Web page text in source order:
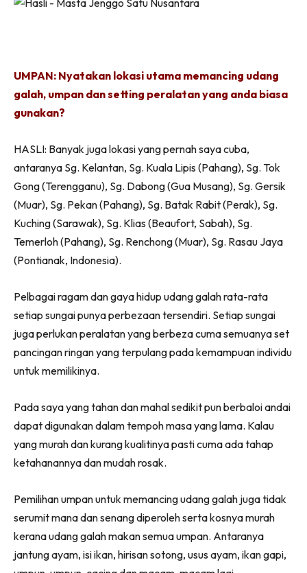
UMPAN: Nyatakan lokasi utama memancing udang
galah, umpan dan setting peralatan yang anda biasa
gunakan?
HASLI: Banyak juga lokasi yang pernah saya cuba,
antaranya Sg. Kelantan, Sg. Kuala Lipis (Pahang), Sg. Tok
Gong (Terengganu), Sg. Dabong (Gua Musang), Sg. Gersik
(Muar), Sg. Pekan (Pahang), Sg. Batak Rabit (Perak), Sg.
Kuching (Sarawak), Sg. Klias (Beaufort, Sabah), Sg.
Temerloh (Pahang), Sg. Renchong (Muar), Sg. Rasau Jaya
(Pontianak, Indonesia).
Pelbagai ragam dan gaya hidup udang galah rata-rata
setiap sungai punya perbezaan tersendiri. Setiap sungai
juga perlukan peralatan yang berbeza cuma semuanya set
pancingan ringan yang terpulang pada kemampuan individu
untuk memilikinya.
Pada saya yang tahan dan mahal sedikit pun berbaloi andai
dapat digunakan dalam tempoh masa yang lama. Kalau
yang murah dan kurang kualitinya pasti cuma ada tahap
ketahanannya dan mudah rosak.
Pemilihan umpan untuk memancing udang galah juga tidak
serumit mana dan senang diperoleh serta kosnya murah
kerana udang galah makan semua umpan. Antaranya
jantung ayam, isi ikan, hirisan sotong, usus ayam, ikan gapi,